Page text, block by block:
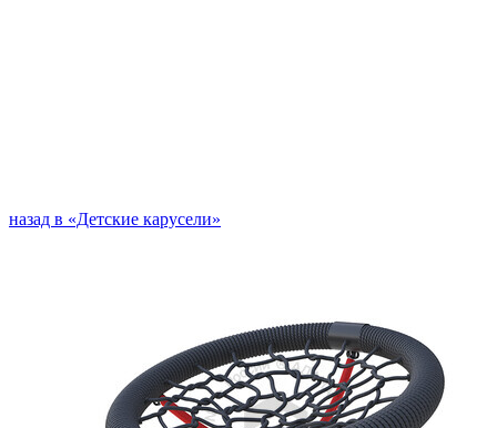
назад в «Детские карусели»